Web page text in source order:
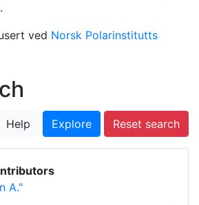
ved Norsk Polarinstitutts
Help Explore Reset search
A."